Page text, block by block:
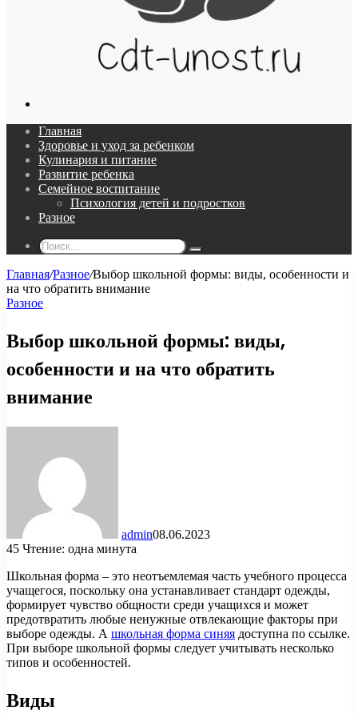
Главная
Здоровье и уход за ребенком
Кулинария и питание
Развитие ребенка
Семейное воспитание
Психология детей и подростков
Разное
Поиск...
Главная/Разное/Выбор школьной формы: виды, особенности и
на что обратить внимание
Разное
Выбор школьной формы: виды,
особенности и на что обратить
внимание
admin08.06.2023
45 Чтение: одна минута
Школьная форма – это неотъемлемая часть учебного процесса
учащегося, поскольку она устанавливает стандарт одежды,
формирует чувство общности среди учащихся и может
предотвратить любые ненужные отвлекающие факторы при
выборе одежды. А школьная форма синяя доступна по ссылке.
При выборе школьной формы следует учитывать несколько
типов и особенностей.
Виды